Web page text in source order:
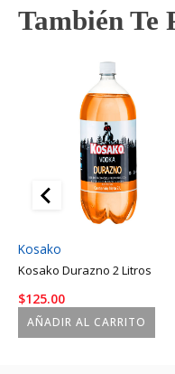
También Te
AÑADIR AL CARRITO
Kosako
Kosako Durazno 2 Litros
$125.00